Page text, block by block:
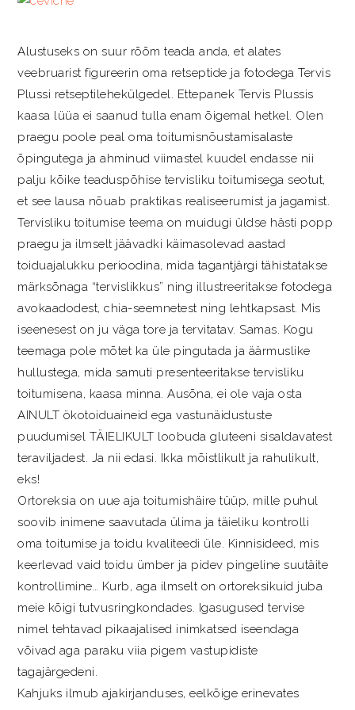
Alustuseks on suur rõõm teada anda, et alates
veebruarist figureerin oma retseptide ja fotodega Tervis
Plussi retseptilehekülgedel. Ettepanek Tervis Plussis
kaasa lüüa ei saanud tulla enam õigemal hetkel. Olen
praegu poole peal oma toitumisnõustamisalaste
õpingutega ja ahminud viimastel kuudel endasse nii
palju kõike teaduspõhise tervisliku toitumisega seotut,
et see lausa nõuab praktikas realiseerumist ja jagamist.
Tervisliku toitumise teema on muidugi üldse hästi popp
praegu ja ilmselt jäävadki käimasolevad aastad
toiduajalukku perioodina, mida tagantjärgi tähistatakse
märksõnaga “tervislikkus” ning illustreeritakse fotodega
avokaadodest, chia-seemnetest ning lehtkapsast. Mis
iseenesest on ju väga tore ja tervitatav. Samas. Kogu
teemaga pole mõtet ka üle pingutada ja äärmuslike
hullustega, mida samuti presenteeritakse tervisliku
toitumisena, kaasa minna. Ausõna, ei ole vaja osta
AINULT ökotoiduaineid ega vastunäidustuste
puudumisel TÄIELIKULT loobuda gluteeni sisaldavatest
teraviljadest. Ja nii edasi. Ikka mõistlikult ja rahulikult,
eks!
Ortoreksia on uue aja toitumishäire tüüp, mille puhul
soovib inimene saavutada ülima ja täieliku kontrolli
oma toitumise ja toidu kvaliteedi üle. Kinnisideed, mis
keerlevad vaid toidu ümber ja pidev pingeline suutäite
kontrollimine… Kurb, aga ilmselt on ortoreksikuid juba
meie kõigi tutvusringkondades. Igasugused tervise
nimel tehtavad pikaajalised inimkatsed iseendaga
võivad aga paraku viia pigem vastupidiste
tagajärgedeni.
Kahjuks ilmub ajakirjanduses, eelkõige erinevates